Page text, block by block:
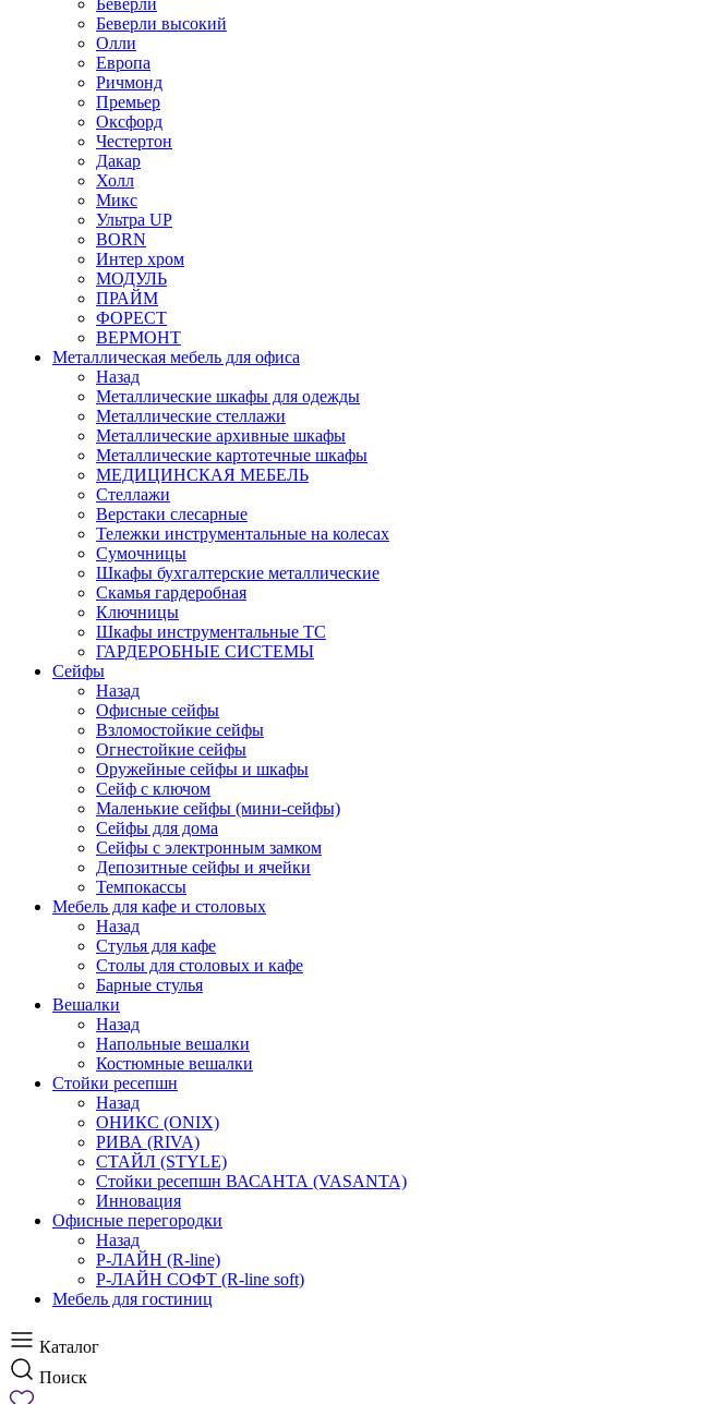
Беверли
Беверли высокий
Олли
Европа
Ричмонд
Премьер
Оксфорд
Честертон
Дакар
Холл
Микс
Ультра UP
BORN
Интер хром
МОДУЛЬ
ПРАЙМ
ФОРЕСТ
ВЕРМОНТ
Металлическая мебель для офиса
Назад
Металлические шкафы для одежды
Металлические стеллажи
Металлические архивные шкафы
Металлические картотечные шкафы
МЕДИЦИНСКАЯ МЕБЕЛЬ
Стеллажи
Верстаки слесарные
Тележки инструментальные на колесах
Сумочницы
Шкафы бухгалтерские металлические
Скамья гардеробная
Ключницы
Шкафы инструментальные ТС
ГАРДЕРОБНЫЕ СИСТЕМЫ
Сейфы
Назад
Офисные сейфы
Взломостойкие сейфы
Огнестойкие сейфы
Оружейные сейфы и шкафы
Сейф с ключом
Маленькие сейфы (мини-сейфы)
Сейфы для дома
Сейфы с электронным замком
Депозитные сейфы и ячейки
Темпокассы
Мебель для кафе и столовых
Назад
Стулья для кафе
Столы для столовых и кафе
Барные стулья
Вешалки
Назад
Напольные вешалки
Костюмные вешалки
Стойки ресепшн
Назад
ОНИКС (ONIX)
РИВА (RIVA)
СТАЙЛ (STYLE)
Стойки ресепшн ВАСАНТА (VASANTA)
Инновация
Офисные перегородки
Назад
Р-ЛАЙН (R-line)
Р-ЛАЙН СОФТ (R-line soft)
Мебель для гостиниц
Каталог
Поиск